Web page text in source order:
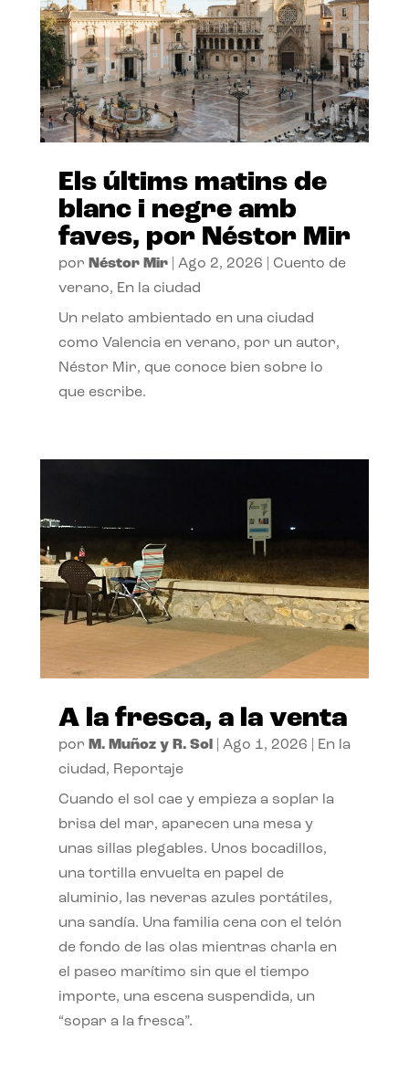
Els últims matins de
blanc i negre amb
faves, por Néstor Mir
por Néstor Mir| Ago 2, 2026
Cuento de
verano, En la ciudad
Un relato ambientado en una ciudad
como Valencia en verano, por un autor,
Néstor Mir, que conoce bien sobre lo
que escribe.
A la fresca, a la venta
por M. Muñoz y R. Sol| Ago 1, 2026
En la
ciudad, Reportaje
Cuando el sol cae y empieza a soplar la
brisa del mar, aparecen una mesa y
unas sillas plegables. Unos bocadillos,
una tortilla envuelta en papel de
aluminio, las neveras azules portátiles,
una sandía. Una familia cena con el telón
de fondo de las olas mientras charla en
el paseo marítimo sin que el tiempo
importe, una escena suspendida, un
“sopar a la fresca”.